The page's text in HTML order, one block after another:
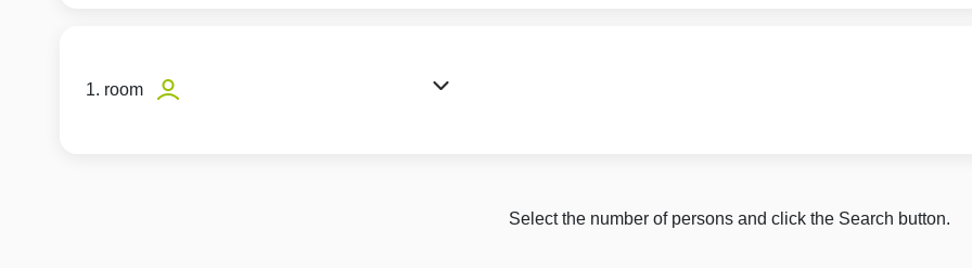
1. room
Select the number of persons and click the Search button.